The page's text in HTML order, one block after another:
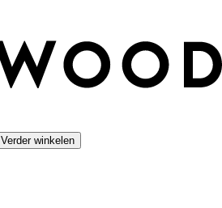
Verder winkelen